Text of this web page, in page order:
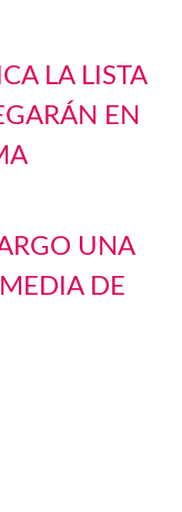
LA LISTA
EN
UNA
DE